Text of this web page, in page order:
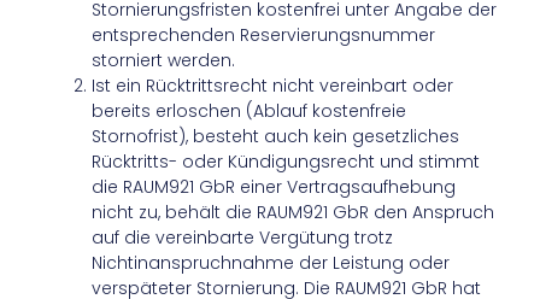
Stornierungsfristen kostenfrei unter Angabe der
entsprechenden Reservierungsnummer
storniert werden.
Ist ein Rücktrittsrecht nicht vereinbart oder
bereits erloschen (Ablauf kostenfreie
Stornofrist), besteht auch kein gesetzliches
Rücktritts- oder Kündigungsrecht und stimmt
die RAUM921 GbR einer Vertragsaufhebung
nicht zu, behält die RAUM921 GbR den Anspruch
auf die vereinbarte Vergütung trotz
Nichtinanspruchnahme der Leistung oder
verspäteter Stornierung. Die RAUM921 GbR hat